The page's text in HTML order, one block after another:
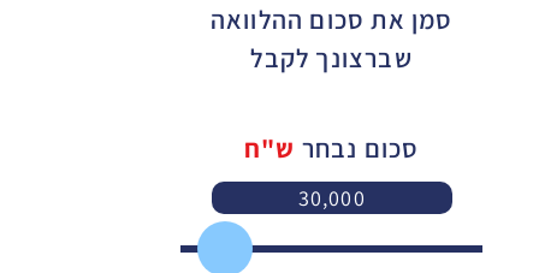
סמן את סכום ההלוואה
שברצונך לקבל
סכום נבחר ש"ח
30,000